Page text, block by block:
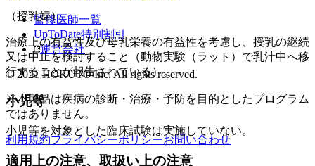
（授乳婦）
治療上の有益性及び母乳栄養の有益性を考慮し、授乳の継続
又は中止を検討すること（動物実験（ラット）で乳汁中へ移
行することが報告されている）。
小児等
小児等を対象とした臨床試験は実施していない。
適用上の注意、取扱い上の注意
監修医師一覧
UpToDate特別割引
運営会社
© 2021 HOKUTO Inc. All rights reserved.
※本製品は疾病の診断・治療・予防を目的としたプログラム
ではありません。
利用規約プライバシーポリシーお問い合わせ